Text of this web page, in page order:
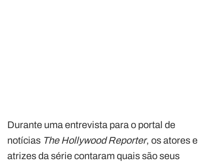
Durante uma entrevista para o portal de
notícias The Hollywood Reporter, os atores e
atrizes da série contaram quais são seus